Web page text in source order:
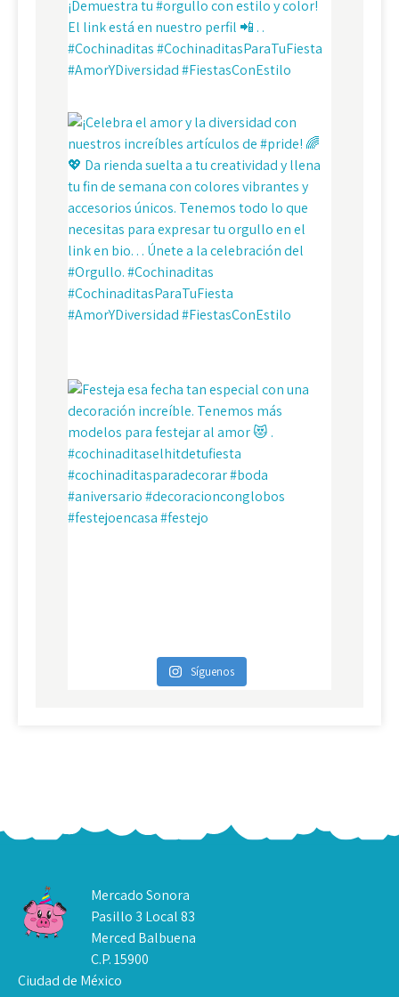
Síguenos
Mercado Sonora
Pasillo 3 Local 83
Merced Balbuena
C.P. 15900
Ciudad de México